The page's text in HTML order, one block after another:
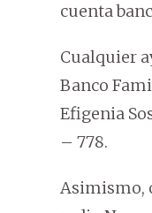
cuenta
Cualquier
Banco
Efigenia
– 778.
Asimismo,